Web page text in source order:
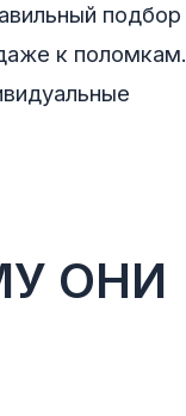
подбор
к поломкам.
ОНИ